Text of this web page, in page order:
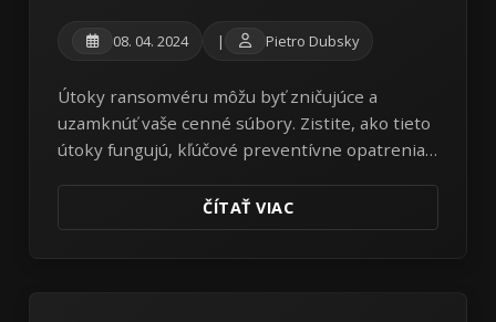
08. 04. 2024 | Pietro Dubsky
Útoky ransomvéru môžu byť zničujúce a
uzamknúť vaše cenné súbory. Zistite, ako tieto
útoky fungujú, kľúčové preventívne opatrenia
ČÍTAŤ VIAC